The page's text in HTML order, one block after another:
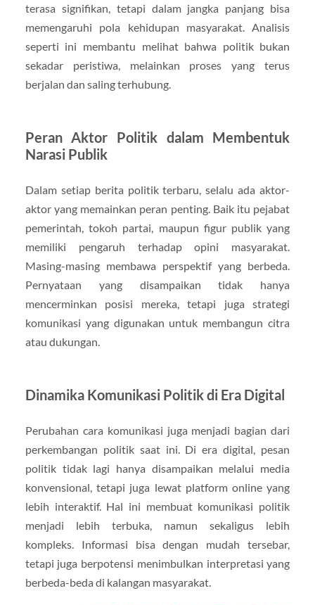
terasa signifikan, tetapi dalam jangka panjang bisa
memengaruhi pola kehidupan masyarakat. Analisis
seperti ini membantu melihat bahwa politik bukan
sekadar peristiwa, melainkan proses yang terus
berjalan dan saling terhubung.
Peran Aktor Politik dalam Membentuk
Narasi Publik
Dalam setiap berita politik terbaru, selalu ada aktor-
aktor yang memainkan peran penting. Baik itu pejabat
pemerintah, tokoh partai, maupun figur publik yang
memiliki pengaruh terhadap opini masyarakat.
Masing-masing membawa perspektif yang berbeda.
Pernyataan yang disampaikan tidak hanya
mencerminkan posisi mereka, tetapi juga strategi
komunikasi yang digunakan untuk membangun citra
atau dukungan.
Dinamika Komunikasi Politik di Era Digital
Perubahan cara komunikasi juga menjadi bagian dari
perkembangan politik saat ini. Di era digital, pesan
politik tidak lagi hanya disampaikan melalui media
konvensional, tetapi juga lewat platform online yang
lebih interaktif. Hal ini membuat komunikasi politik
menjadi lebih terbuka, namun sekaligus lebih
kompleks. Informasi bisa dengan mudah tersebar,
tetapi juga berpotensi menimbulkan interpretasi yang
berbeda-beda di kalangan masyarakat.